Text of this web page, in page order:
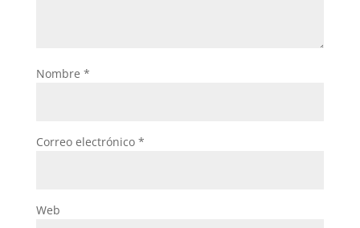
Nombre *
Correo electrónico *
Web